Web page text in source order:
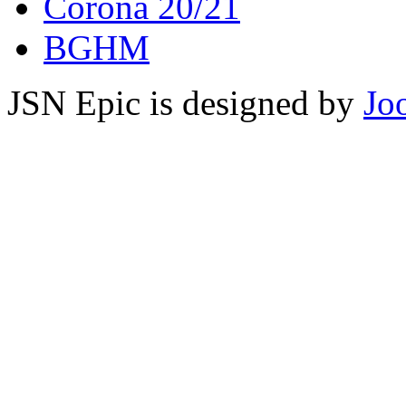
BGHM
JSN Epic is designed by